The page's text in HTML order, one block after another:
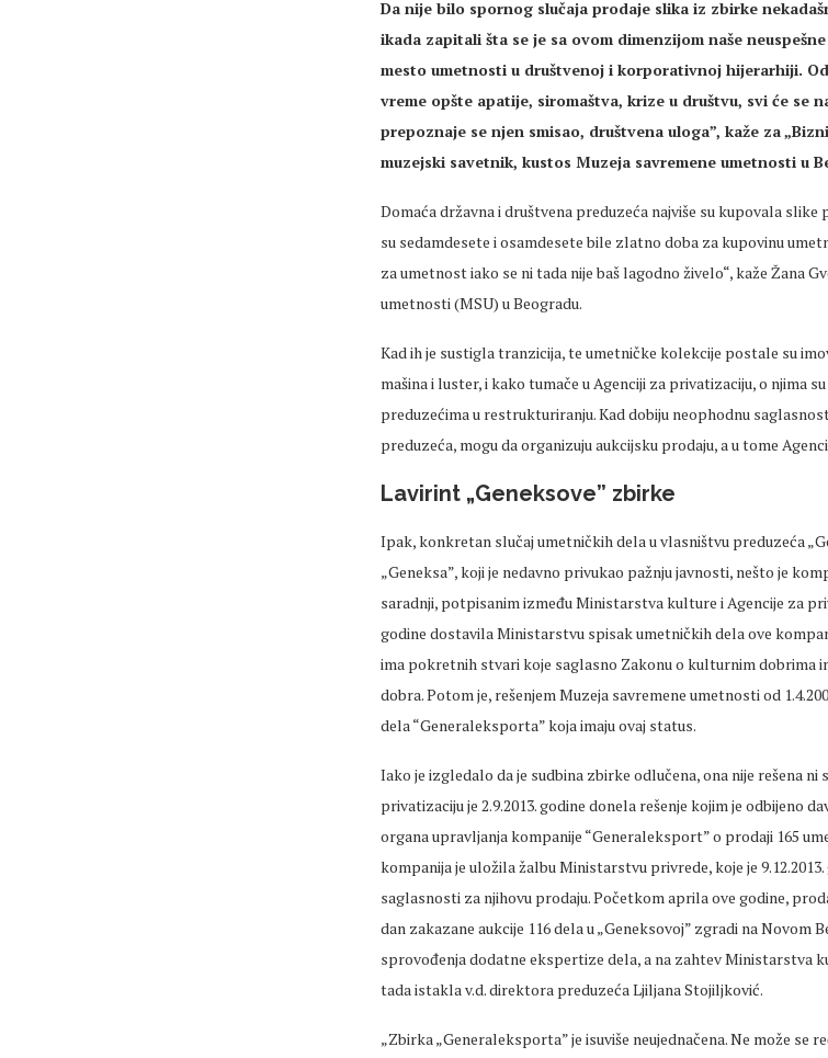
Da nije bilo spornog slučaja prodaje slika iz zbirke
ikada zapitali šta se je sa ovom dimenzijom naše
mesto umetnosti u društvenoj i korporativnoj hijerarhiji.
vreme opšte apatije, siromaštva, krize u društvu, svi će se
prepoznaje se njen smisao, društvena uloga”, kaže za
muzejski savetnik, kustos Muzeja savremene umetnosti u
Domaća državna i društvena preduzeća najviše su kupovala slike
su sedamdesete i osamdesete bile zlatno doba za kupovinu
za umetnost iako se ni tada nije baš lagodno živelo“, kaže Žana
umetnosti (MSU) u Beogradu.
Kad ih je sustigla tranzicija, te umetničke kolekcije postale su
mašina i luster, i kako tumače u Agenciji za privatizaciju, o njima
preduzećima u restrukturiranju. Kad dobiju neophodnu
preduzeća, mogu da organizuju aukcijsku prodaju, a u tome
Lavirint „Geneksove” zbirke
Ipak, konkretan slučaj umetničkih dela u vlasništvu preduzeća
„Geneksa”, koji je nedavno privukao pažnju javnosti, nešto je
saradnji, potpisanim između Ministarstva kulture i Agencije za
godine dostavila Ministarstvu spisak umetničkih dela ove
ima pokretnih stvari koje saglasno Zakonu o kulturnim dobrima
dobra. Potom je, rešenjem Muzeja savremene umetnosti od
dela “Generaleksporta” koja imaju ovaj status.
Iako je izgledalo da je sudbina zbirke odlučena, ona nije rešena ni
privatizaciju je 2.9.2013. godine donela rešenje kojim je odbijeno
organa upravljanja kompanije “Generaleksport” o prodaji 165
kompanija je uložila žalbu Ministarstvu privrede, koje je
saglasnosti za njihovu prodaju. Početkom aprila ove godine,
dan zakazane aukcije 116 dela u „Geneksovoj” zgradi na Novom
sprovođenja dodatne ekspertize dela, a na zahtev Ministarstva
tada istakla v.d. direktora preduzeća Ljiljana Stojiljković.
„Zbirka „Generaleksporta” je isuviše neujednačena. Ne može se